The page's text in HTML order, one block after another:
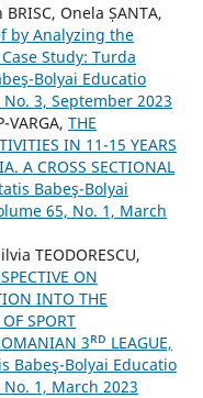
Onela ȘANTA,
by Analyzing the
Study: Turda
Bolyai Educatio
3, September 2023
VARGA, THE
IN 11-15 YEARS
A CROSS SECTIONAL
Babeş-Bolyai
65, No. 1, March
TEODORESCU,
ON
INTO THE
SPORT
3ᴿᴰ LEAGUE,
Babeş-Bolyai Educatio
1, March 2023